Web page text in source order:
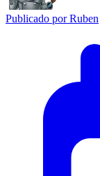
Publicado porRuben